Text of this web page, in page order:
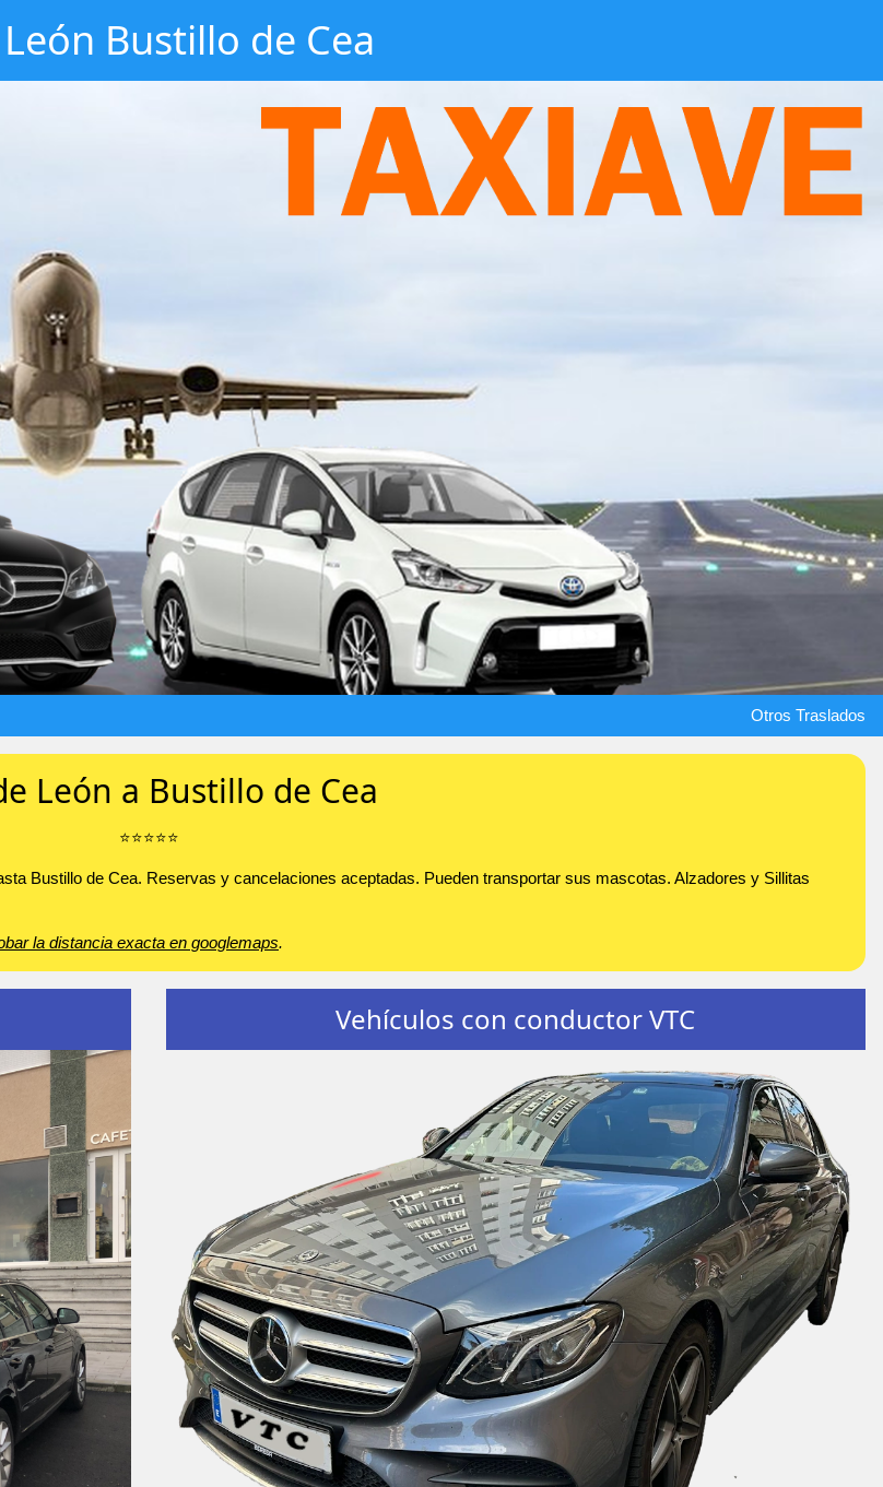
Bustillo de Cea
Otros Traslados
León a Bustillo de Cea
⭐️⭐️⭐️⭐️⭐️
Bustillo de Cea. Reservas y cancelaciones aceptadas. Pueden transportar sus mascotas. Alzadores y Sillitas
la distancia exacta en googlemaps.
Vehículos con conductor VTC